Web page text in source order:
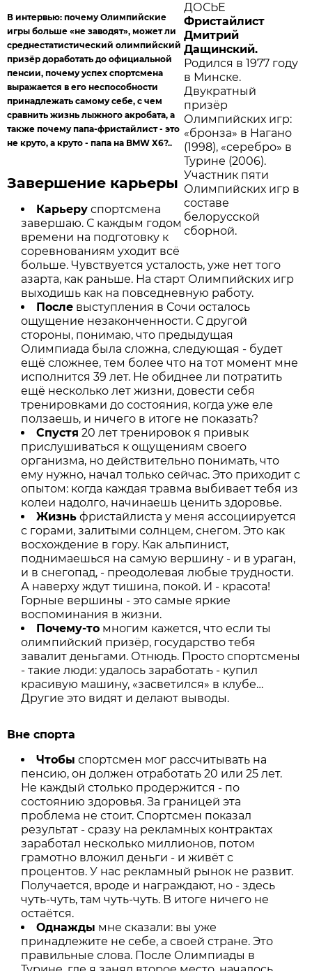
ДОСЬЕ
Фристайлист
Дмитрий
Дащинский.
Родился в 1977 году
в Минске.
Двукратный
призёр
Олимпийских игр:
«бронза» в Нагано
(1998), «серебро» в
Турине (2006).
Участник пяти
Олимпийских игр в
составе
белорусской
сборной.
В интервью:почему Олимпийские
игры больше «не заводят», может ли
среднестатистический олимпийский
призёр доработать до официальной
пенсии, почему успех спортсмена
выражается в его неспособности
принадлежать самому себе, с чем
сравнить жизнь лыжного акробата, а
также почему папа-фристайлист - это
не круто, а круто - папа на BMW X6?..
Завершение карьеры
Карьеру спортсмена
завершаю. С каждым годом
времени на подготовку к
соревнованиям уходит всё
больше. Чувствуется усталость, уже нет того
азарта, как раньше. На старт Олимпийских игр
выходишь как на повседневную работу.
После выступления в Сочи осталось
ощущение незаконченности. С другой
стороны, понимаю, что предыдущая
Олимпиада была сложна, следующая - будет
ещё сложнее, тем более что на тот момент мне
исполнится 39 лет. Не обиднее ли потратить
ещё несколько лет жизни, довести себя
тренировками до состояния, когда уже еле
ползаешь, и ничего в итоге не показать?
Спустя 20 лет тренировок я привык
прислушиваться к ощущениям своего
организма, но действительно понимать, что
ему нужно, начал только сейчас. Это приходит с
опытом: когда каждая травма выбивает тебя из
колеи надолго, начинаешь ценить здоровье.
Жизнь фристайлиста у меня ассоциируется
с горами, залитыми солнцем, снегом. Это как
восхождение в гору. Как альпинист,
поднимаешься на самую вершину - и в ураган,
и в снегопад, - преодолевая любые трудности.
А наверху ждут тишина, покой. И - красота!
Горные вершины - это самые яркие
воспоминания в жизни.
Почему-то многим кажется, что если ты
олимпийский призёр, государство тебя
завалит деньгами. Отнюдь. Просто спортсмены
- такие люди: удалось заработать - купил
красивую машину, «засветился» в клубе…
Другие это видят и делают выводы.
Вне спорта
Чтобы спортсмен мог рассчитывать на
пенсию, он должен отработать 20 или 25 лет.
Не каждый столько продержится - по
состоянию здоровья. За границей эта
проблема не стоит. Спортсмен показал
результат - сразу на рекламных контрактах
заработал несколько миллионов, потом
грамотно вложил деньги - и живёт с
процентов. У нас рекламный рынок не развит.
Получается, вроде и награждают, но - здесь
чуть-чуть, там чуть-чуть. В итоге ничего не
остаётся.
Однажды мне сказали: вы уже
принадлежите не себе, а своей стране. Это
правильные слова. После Олимпиады в